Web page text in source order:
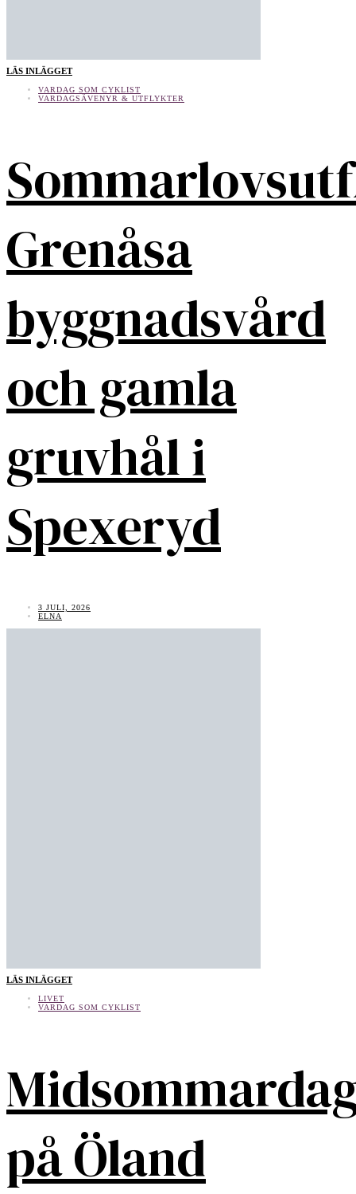
LÄS INLÄGGET
VARDAG SOM CYKLIST
VARDAGSÄVENYR & UTFLYKTER
Grenåsa
byggnadsvård
och gamla
gruvhål i
Spexeryd
3 JULI, 2026
ELNA
LÄS INLÄGGET
LIVET
VARDAG SOM CYKLIST
på Öland